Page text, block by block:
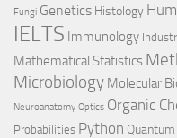
Fungi Genetics Histology
IELTS Immunology
Mathematical Statistics
Microbiology Molecular
Neuroanatomy Optics Organic
Probabilities Python